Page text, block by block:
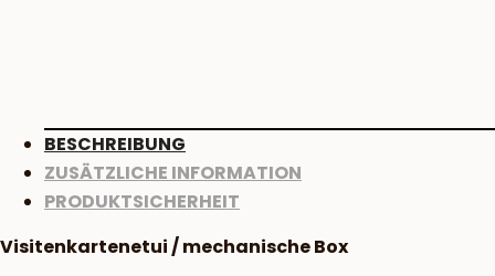
BESCHREIBUNG
ZUSÄTZLICHE INFORMATION
PRODUKTSICHERHEIT
Visitenkartenetui / mechanische Box